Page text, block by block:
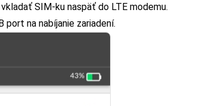
SIM-ku naspäť do LTE modemu.
na nabíjanie zariadení.